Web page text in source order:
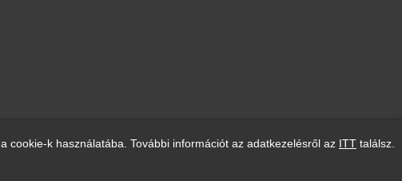
cookie-k használatába. További információt az adatkezelésről az ITT találsz.